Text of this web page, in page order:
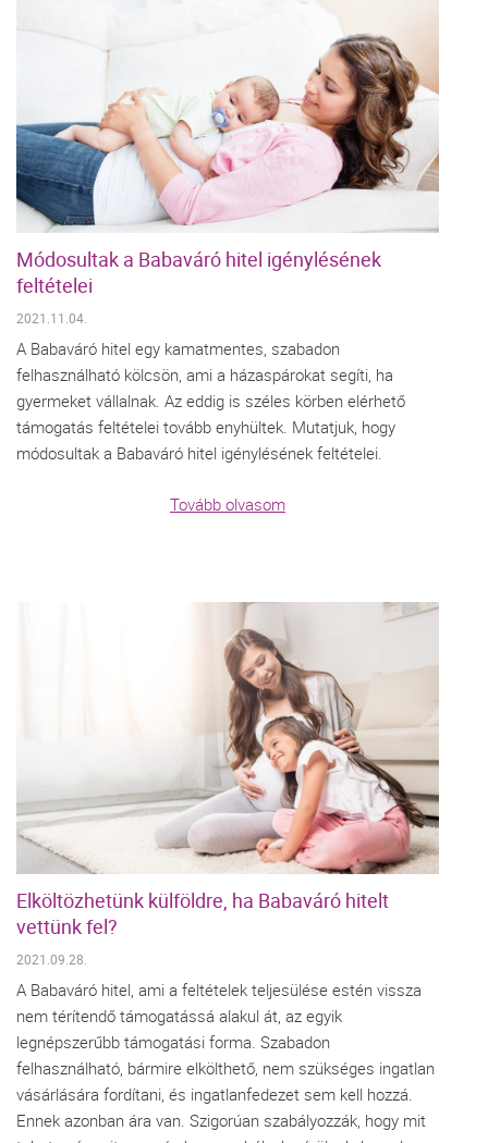
Módosultak a Babaváró hitel igénylésének
feltételei
2021.11.04.
A Babaváró hitel egy kamatmentes, szabadon
felhasználható kölcsön, ami a házaspárokat segíti, ha
gyermeket vállalnak. Az eddig is széles körben elérhető
támogatás feltételei tovább enyhültek. Mutatjuk, hogy
módosultak a Babaváró hitel igénylésének feltételei.
Tovább olvasom
Elköltözhetünk külföldre, ha Babaváró hitelt
vettünk fel?
2021.09.28.
A Babaváró hitel, ami a feltételek teljesülése estén vissza
nem térítendő támogatássá alakul át, az egyik
legnépszerűbb támogatási forma. Szabadon
felhasználható, bármire elkölthető, nem szükséges ingatlan
vásárlására fordítani, és ingatlanfedezet sem kell hozzá.
Ennek azonban ára van. Szigorúan szabályozzák, hogy mit